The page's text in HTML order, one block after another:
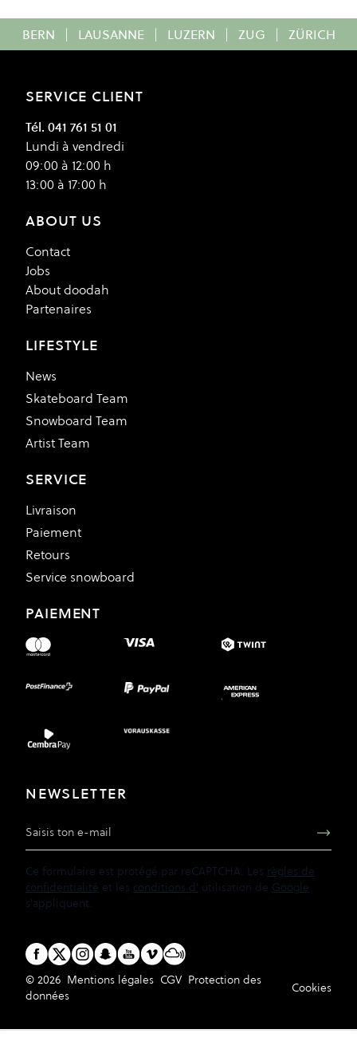
BERN | LAUSANNE | LUZERN | ZUG | ZÜRICH
SERVICE CLIENT
Tél. 041 761 51 01
Lundi à vendredi
09:00 à 12:00 h
13:00 à 17:00 h
ABOUT US
Contact
Jobs
About doodah
Partenaires
LIFESTYLE
News
Skateboard Team
Snowboard Team
Artist Team
SERVICE
Livraison
Paiement
Retours
Service snowboard
PAIEMENT
NEWSLETTER
Adresse e-mail
Ce formulaire est protégé par reCAPTCHA. Les règles de
confidentialité et les conditions d' utilisation de Google
s'appliquent.
© 2026 Mentions légales CGV Protection des
données
Cookies